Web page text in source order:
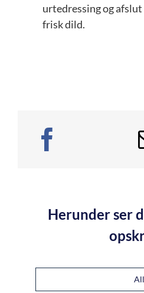
urtedressing og
frisk dild.
Herunder ser